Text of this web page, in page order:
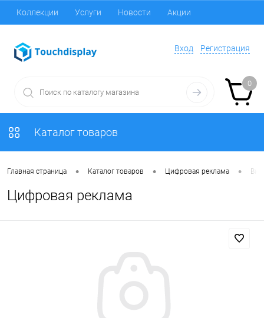
Коллекции Услуги Новости Акции
Вход Регистрация
0
Каталог товаров
Главная страница • Каталог товаров • Цифровая реклама •
Цифровая реклама